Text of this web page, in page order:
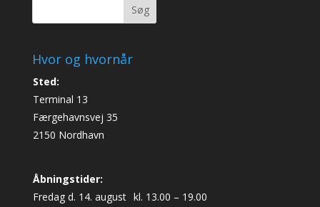
Søg
Hvor og hvornår
Sted:
Terminal 13
Færgehavnsvej 35
2150 Nordhavn
Åbningstider:
Fredag d. 14. august kl. 13.00 – 19.00